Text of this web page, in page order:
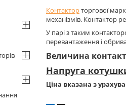
Контакторторгової
механізмів. Контактор
У парі з таким
перевантаження і
Величина
Напруга
Ціна вказана з